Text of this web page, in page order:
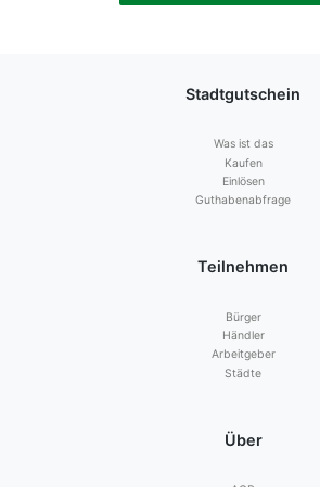
Stadtgutschein
Was ist das
Kaufen
Einlösen
Guthabenabfrage
Teilnehmen
Bürger
Händler
Arbeitgeber
Städte
Über